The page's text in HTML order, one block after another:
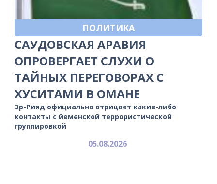
ПОЛИТИКА
САУДОВСКАЯ АРАВИЯ
ОПРОВЕРГАЕТ СЛУХИ О
ТАЙНЫХ ПЕРЕГОВОРАХ С
ХУСИТАМИ В ОМАНЕ
Эр-Рияд официально отрицает какие-либо
контакты с йеменской террористической
группировкой
05.08.2026